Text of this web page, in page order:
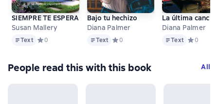
SIEMPRE TE ESPERARE
Susan Mallery
TextText Средний рейтинг 0 на основе 0 оценок
0
Bajo tu hechizo
Diana Palmer
TextText Средний рейтинг 0 на основе 0
0
La última
Diana Palmer
TextText Средний
0
People read this with this book All